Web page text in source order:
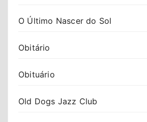
O Último Nascer do Sol
Obitário
Obituário
Old Dogs Jazz Club